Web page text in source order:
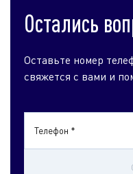
Остались
Оставьте номер
свяжется с вами и
Телефон *